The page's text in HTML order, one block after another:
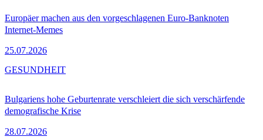
Europäer machen aus den vorgeschlagenen Euro-Banknoten
Internet-Memes
25.07.2026
Bulgariens hohe Geburtenrate verschleiert die sich verschärfende
demografische Krise
28.07.2026
GESUNDHEIT